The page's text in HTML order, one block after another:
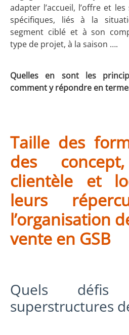
adapter l’accueil, l’offre et
spécifiques, liés à la
segment ciblé et à son
type de projet, à la saison ….
Quelles en sont les
comment y répondre en
Taille des
des
clientèle et
leurs
l’organisation
vente en GSB
Quels
superstructures